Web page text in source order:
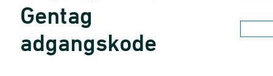
Gentag
adgangskode